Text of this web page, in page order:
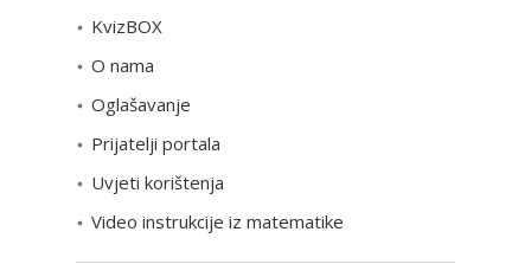
g
i
j
KvizBOX
O nama
Oglašavanje
Prijatelji portala
Uvjeti korištenja
Video instrukcije iz matematike